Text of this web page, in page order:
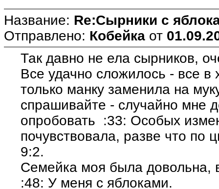
Название: Re:Сырники с
Отправлено: Кобейка от
Так давно не ела сырников,
Все удачно сложилось - все в
только манку заменила на
спрашивайте - случайно мне
опробовать :33: Особых
почувствовала, разве что по
9:2.
Семейка моя была довольна,
:48: У меня с яблоками.